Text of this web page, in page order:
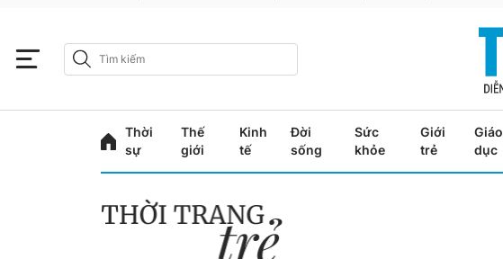
Cao Bằng
Cần Thơ
Thời
sự
Thế
giới
Kinh
tế
Đời
sống
Sức
khỏe
Giới
trẻ
Giáo
dục